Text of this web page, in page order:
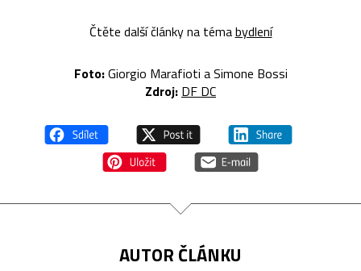
Čtěte další články na témabydlení
Foto:Giorgio Marafioti a Simone Bossi
Zdroj: DF DC
AUTOR ČLÁNKU